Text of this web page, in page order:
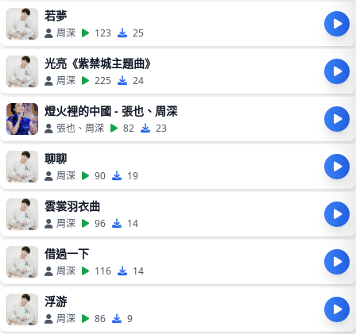
若夢
周深 123 25
光亮《紫禁城主題曲》
周深 225 24
燈火裡的中國 - 張也、周深
張也、周深 82 23
聊聊
周深 90 19
雲裳羽衣曲
周深 96 14
借過一下
周深 116 14
浮游
周深 86 9